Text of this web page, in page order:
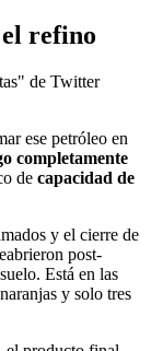
refino
de Twitter
ese petróleo en
completamente
de capacidad de
y el cierre de
post-
Está en las
y solo tres